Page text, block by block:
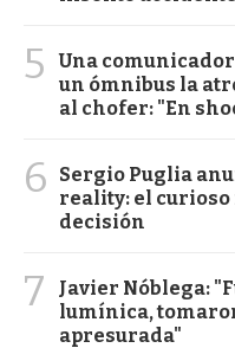
5
Una
un ómnibus la
al chofer: "En
6
Sergio Puglia
reality: el curioso
decisión
7
Javier Nóblega:
lumínica,
apresurada"